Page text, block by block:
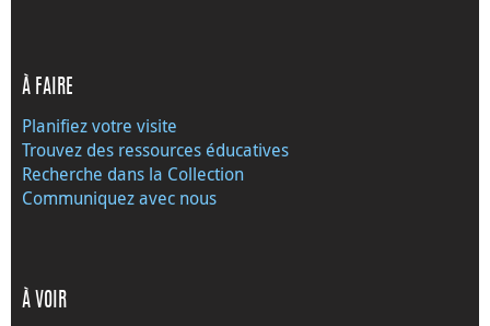
À FAIRE
Planifiez votre visite
Trouvez des ressources éducatives
Recherche dans la Collection
Communiquez avec nous
À VOIR